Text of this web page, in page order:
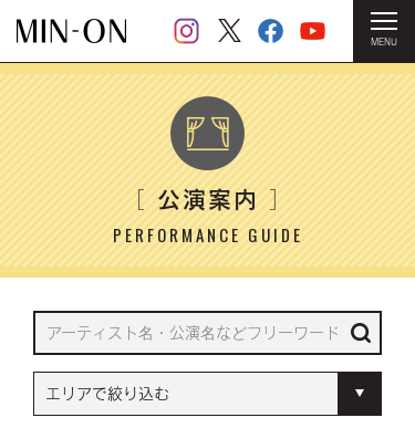
MENU
HOME ＞ 公演案内
［公演案内］
PERFORMANCE GUIDE